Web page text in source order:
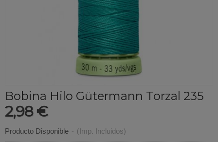
Bobina Hilo Gütermann Torzal 235
2,98 €
Producto Disponible - (Imp. Incluidos)